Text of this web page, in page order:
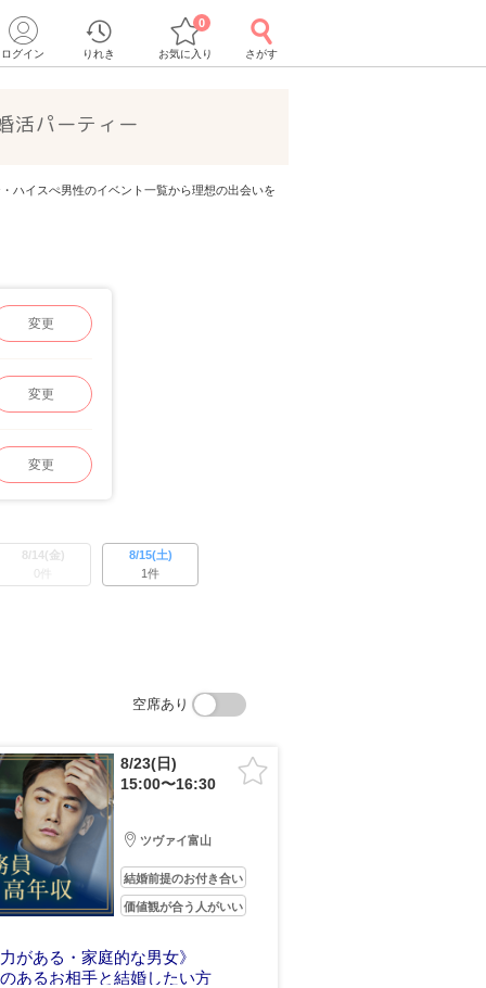
ログイン りれき お気に入り
0
さがす
活パーティー
ハイスぺ男性のイベント一覧から理想の出会いを
変更
変更
変更
8/14(金)
0件
8/15(土)
1件
空席あり
8/23(日)
15:00〜16:30
ツヴァイ富山
結婚前提のお付き合い
価値観が合う人がいい
力がある・家庭的な男女》
あるお相手と結婚したい方